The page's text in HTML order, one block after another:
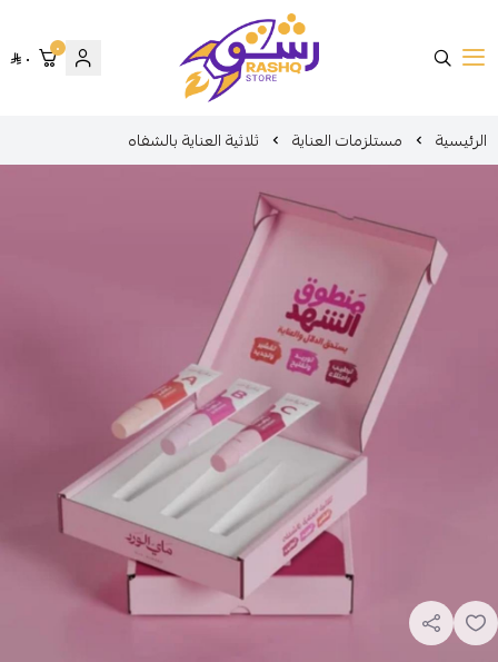
متجر رشق
٠ ٠
الرئيسية مستلزمات العناية ثلاثية العناية بالشفاه